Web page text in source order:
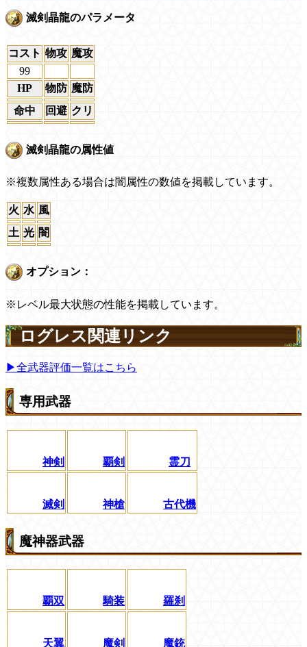
滅剣晶龍のパラメータ
コスト 物攻 魔攻
99
HP
物防 魔防
命中
回避 クリ
滅剣晶龍の属性値
※複数属性ある場合は闇属性の数値を掲載しています。
火 水 風
土 光 闇
オプション：
※レベル最大状態の性能を掲載しています。
ログレス関連リンク
▶全武器評価一覧はこちら
専用武器
神剣 覇剣 霊刀
滅剣 神槍 古代機
魔神器武器
覇双 騎装 羅刹
天翼 魔剣 魔銃